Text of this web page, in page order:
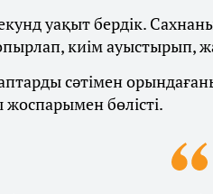
уақыт бердік.
киім ауыстырып,
сәтімен
бөлісті.